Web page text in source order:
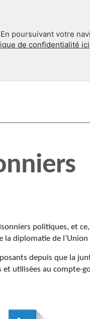
poursuivant votre
de confidentialité ici
politiques, et
la diplomatie de l’Union
depuis que la
utilisées au compte-